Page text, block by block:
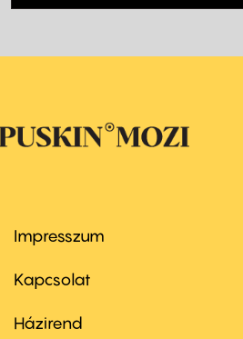
Footer
first
Impresszum
Kapcsolat
Footer
Házirend